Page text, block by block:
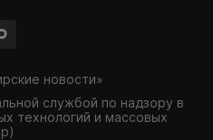
новости»
службой по надзору в
технологий и массовых